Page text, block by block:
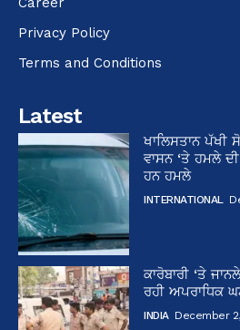
Privacy Policy
Terms and Conditions
Latest
ਖਾਲਿਸਤਾਨ ਪੱਖੀ
ਵਾਸਨ ‘ਤੇ ਹਮਲੇ
ਹਨ ਹਮਲੇ
INTERNATIONAL
ਕਾਰੋਬਾਰੀ ‘ਤੇ
ਰਹੀ ਅਪਰਾਧਿਕ
INDIA December